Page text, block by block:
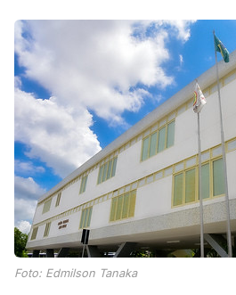
Foto: Edmilson Tanaka